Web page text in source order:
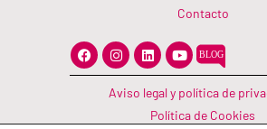
Contacto
F
a
c
I
n
s
t
a
L
i
n
k
e
d
Y
o
u
t
u
b
Aviso legal y política de
Política de Cookies